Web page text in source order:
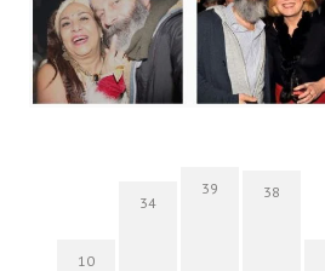
10
34
39 38